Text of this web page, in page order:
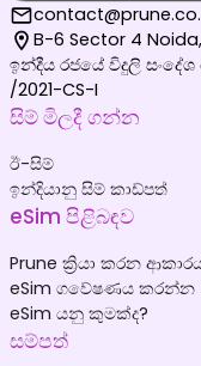
B-6 Sector 4 Noida,
ඉන්දීය රජයේ විදුලි
/2021-CS-I
සිම් මිලදී ගන්න
ඊ-සිම්
ඉන්දියානු සිම් කාඩ්පත්
eSim පිළිබඳව
Prune ක්‍රියා කරන
eSim ගවේෂණය කරන්න
eSim යනු කුමක්ද?
සම්පත්